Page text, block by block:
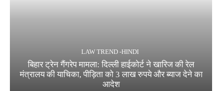
LAW TREND -HINDI
बिहार ट्रेन गैंगरेप मामला: दिल्ली हाईकोर्ट ने खारिज की रेल
मंत्रालय की याचिका, पीड़िता को 3 लाख रुपये और ब्याज देने का
आदेश